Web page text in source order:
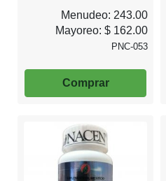
Menudeo: 243.00
Mayoreo: $ 162.00
PNC-053
Comprar